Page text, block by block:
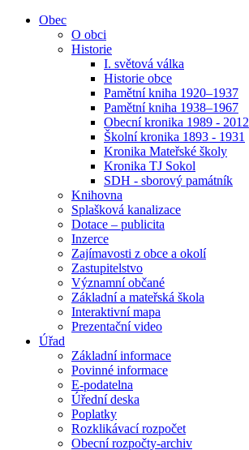
Obec
O obci
Historie
I. světová válka
Historie obce
Pamětní kniha 1920–1937
Pamětní kniha 1938–1967
Obecní kronika 1989 - 2012
Školní kronika 1893 - 1931
Kronika Mateřské školy
Kronika TJ Sokol
SDH - sborový památník
Knihovna
Splašková kanalizace
Dotace – publicita
Inzerce
Zajímavosti z obce a okolí
Zastupitelstvo
Významní občané
Základní a mateřská škola
Interaktivní mapa
Prezentační video
Úřad
Základní informace
Povinné informace
E-podatelna
Úřední deska
Poplatky
Rozklikávací rozpočet
Obecní rozpočty-archiv